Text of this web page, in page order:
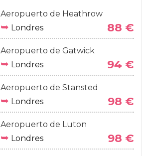
Aeropuerto de Heathrow
➥ Londres 88 €
Aeropuerto de Gatwick
➥ Londres 94 €
Aeropuerto de Stansted
➥ Londres 98 €
Aeropuerto de Luton
➥ Londres 98 €